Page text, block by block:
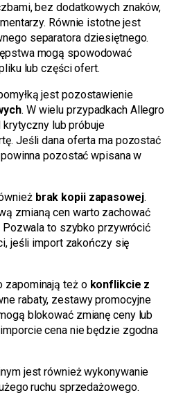
bez dodatkowych znaków,
Równie istotne jest
separatora dziesiętnego.
mogą spowodować
lub części ofert.
jest pozostawienie
. W wielu przypadkach Allegro
krytyczny lub próbuje
Jeśli dana oferta ma pozostać
pozostać wpisana w
brak kopii zapasowej.
zmianą cen warto zachować
Pozwala to szybko przywrócić
jeśli import zakończy się
zapominają też o konflikcie z
rabaty, zestawy promocyjne
blokować zmianę ceny lub
cena nie będzie zgodna
jest również wykonywanie
ruchu sprzedażowego.